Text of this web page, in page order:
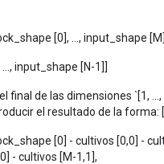
[0], ..., input_shape
input_shape [N-1]]
final de las dimensiones `[1,
el resultado de la
[0] - cultivos [0,0] -
- cultivos [M-1,1],